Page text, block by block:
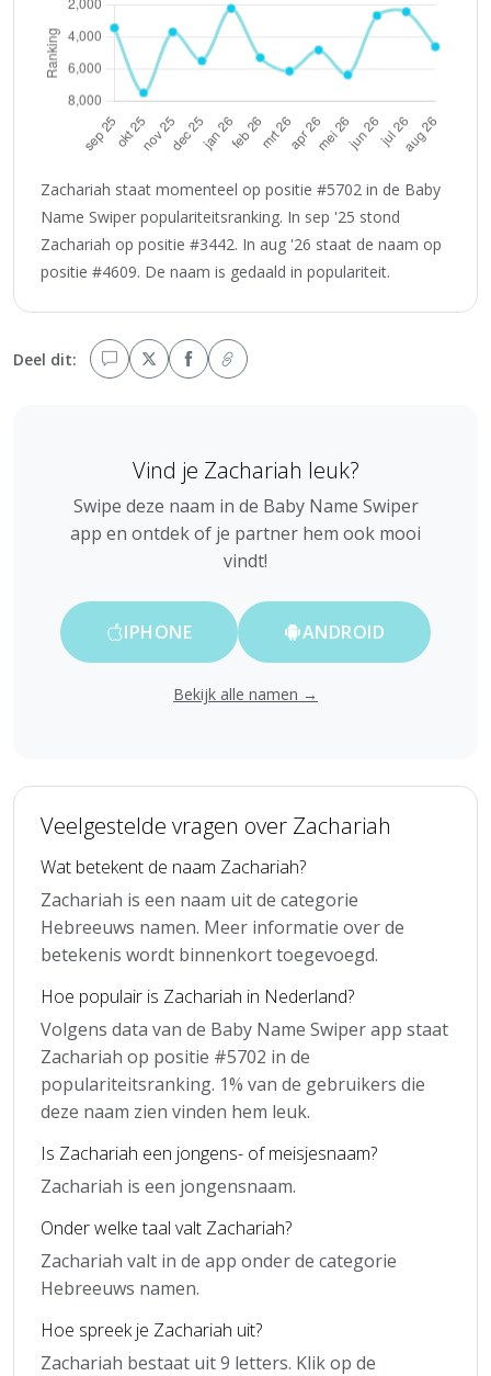
Zachariah staat momenteel op positie #5702 in de Baby
Name Swiper populariteitsranking. In sep '25 stond
Zachariah op positie #3442. In aug '26 staat de naam op
positie #4609. De naam is gedaald in populariteit.
Deel dit:
Vind je Zachariah leuk?
Swipe deze naam in de Baby Name Swiper
app en ontdek of je partner hem ook mooi
vindt!
IPHONE ANDROID
Bekijk alle namen →
Veelgestelde vragen over Zachariah
Wat betekent de naam Zachariah?
Zachariah is een naam uit de categorie
Hebreeuws namen. Meer informatie over de
betekenis wordt binnenkort toegevoegd.
Hoe populair is Zachariah in Nederland?
Volgens data van de Baby Name Swiper app staat
Zachariah op positie #5702 in de
populariteitsranking. 1% van de gebruikers die
deze naam zien vinden hem leuk.
Is Zachariah een jongens- of meisjesnaam?
Zachariah is een jongensnaam.
Onder welke taal valt Zachariah?
Zachariah valt in de app onder de categorie
Hebreeuws namen.
Hoe spreek je Zachariah uit?
Zachariah bestaat uit 9 letters. Klik op de